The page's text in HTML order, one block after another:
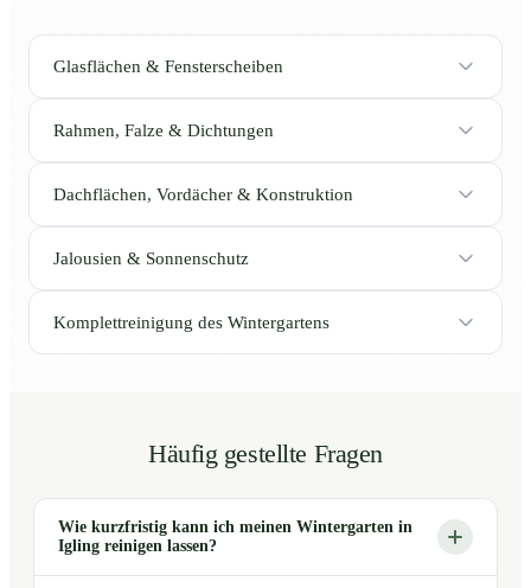
Glasflächen & Fensterscheiben
Rahmen, Falze & Dichtungen
Dachflächen, Vordächer & Konstruktion
Jalousien & Sonnenschutz
Komplettreinigung des Wintergartens
Häufig gestellte Fragen
Wie kurzfristig kann ich meinen Wintergarten in
Igling reinigen lassen?